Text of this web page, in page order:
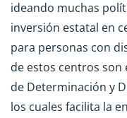
ideando muchas
inversión estatal en
para personas con
de estos centros son
de Determinación y
los cuales facilita la